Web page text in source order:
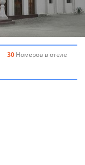
30 Номеров в отеле